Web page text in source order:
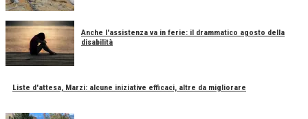
Anche l'assistenza va in ferie: il drammatico agosto della
disabilità
Liste d'attesa, Marzi: alcune iniziative efficaci, altre da migliorare